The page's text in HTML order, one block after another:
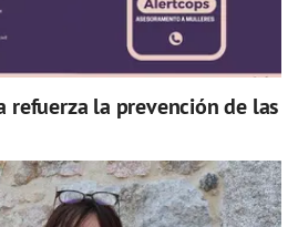
refuerza la prevención de las